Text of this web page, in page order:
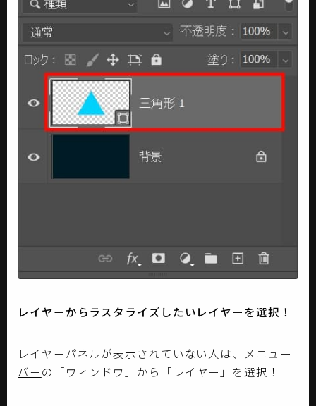
レイヤーからラスタライズしたいレイヤーを選択！
レイヤーパネルが表示されていない人は、
メニュー
バーの「ウィンドウ」から「レイヤー」を選択！